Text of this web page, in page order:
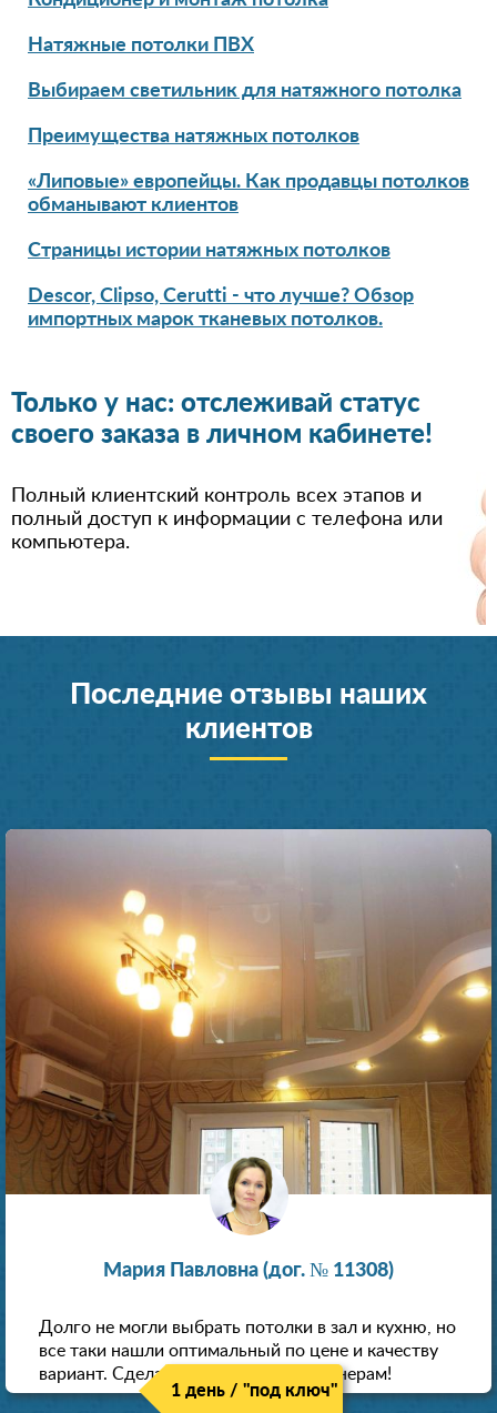
Натяжные потолки ПВХ
Выбираем светильник для натяжного потолка
Преимущества натяжных потолков
«Липовые» европейцы. Как продавцы потолков
обманывают клиентов
Страницы истории натяжных потолков
Descor, Clipso, Cerutti - что лучше? Обзор
импортных марок тканевых потолков.
Только у нас: отслеживай статус
своего заказа в личном кабинете!
Полный клиентский контроль всех этапов и
полный доступ к информации с телефона или
компьютера.
Последние отзывы наших
клиентов
Мария Павловна (дог. № 11308)
Долго не могли выбрать потолки в зал и кухню, но
все таки нашли оптимальный по цене и качеству
вариант. Сделали скидку как пенсионерам!
1 день / "под ключ"